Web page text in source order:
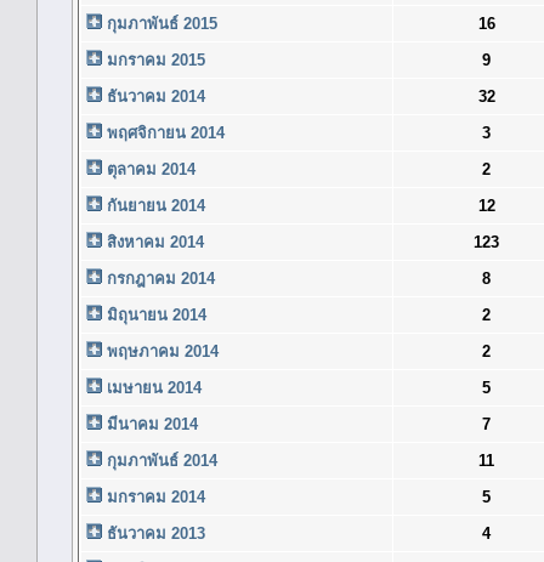
กุมภาพันธ์ 2015
16
มกราคม 2015
9
ธันวาคม 2014
32
พฤศจิกายน 2014
3
ตุลาคม 2014
2
กันยายน 2014
12
สิงหาคม 2014
123
กรกฎาคม 2014
8
มิถุนายน 2014
2
พฤษภาคม 2014
2
เมษายน 2014
5
มีนาคม 2014
7
กุมภาพันธ์ 2014
11
มกราคม 2014
5
ธันวาคม 2013
4